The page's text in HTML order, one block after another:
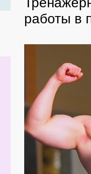
работы в